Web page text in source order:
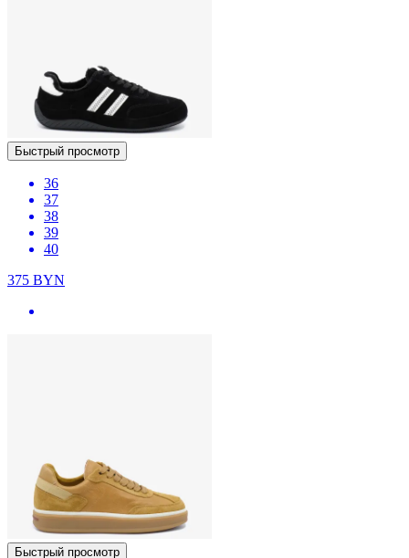
Быстрый просмотр
36
37
38
39
40
375 BYN
Быстрый просмотр